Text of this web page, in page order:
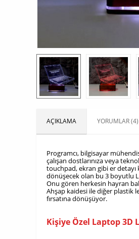
AÇIKLAMA YORUMLAR (4)
Programcı, bilgisayar
çalışan dostlarınıza veya
touchpad, ekran gibi er detayı
dönüşecek olan bu 3 boyutlu
Onu gören herkesin hayran
Ahşap kaidesi ile diğer plastik
fırsatına dönüşüyor.
Kişiye Özel Laptop 3D